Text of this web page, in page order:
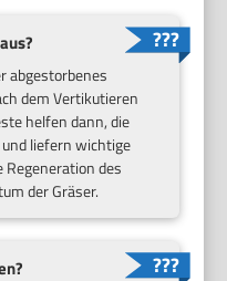
abgestorbenes
dem Vertikutieren
helfen dann, die
liefern wichtige
des
der Gräser.